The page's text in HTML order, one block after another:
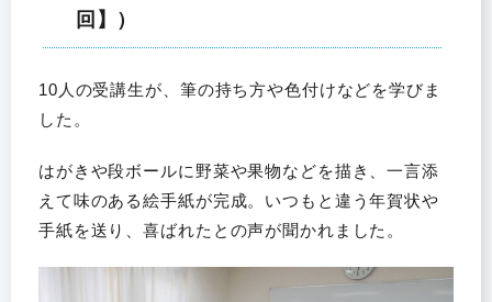
回】）
10人の受講生が、筆の持ち方や色付けなどを学びま
した。
はがきや段ボールに野菜や果物などを描き、一言添
えて味のある絵手紙が完成。いつもと違う年賀状や
手紙を送り、喜ばれたとの声が聞かれました。